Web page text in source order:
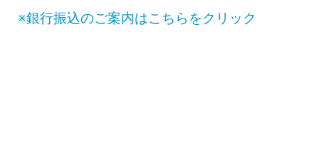
※銀行振込のご案内はこちらをクリック